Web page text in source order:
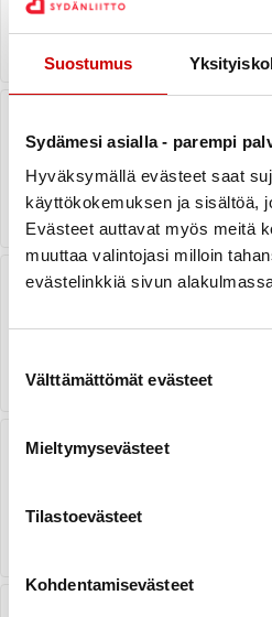
Suostumus
Sydämesi asialla - parempi
Hyväksymällä evästeet saat
käyttökokemuksen ja sisältöä,
Evästeet auttavat myös meitä
muuttaa valintojasi milloin
evästelinkkiä sivun
Välttämättömät evästeet
Mieltymysevästeet
Tilastoevästeet
Kohdentamisevästeet
LUE UUTINEN
LUE UUTINEN
Maailman Sydänpäivä ma
Sepelvaltimotautiin
hänen läheisen ensitietopäivät
LUE UUTINEN